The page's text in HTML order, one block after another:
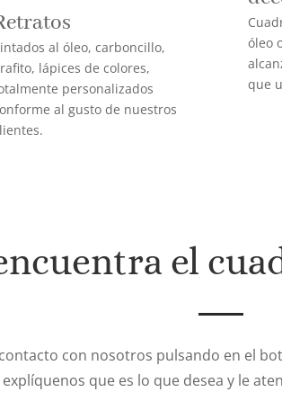
al óleo, carboncillo,
lápices de colores,
personalizados
al gusto de nuestros
óleo
que
el
con nosotros pulsando en el
explíquenos que es lo que desea y le